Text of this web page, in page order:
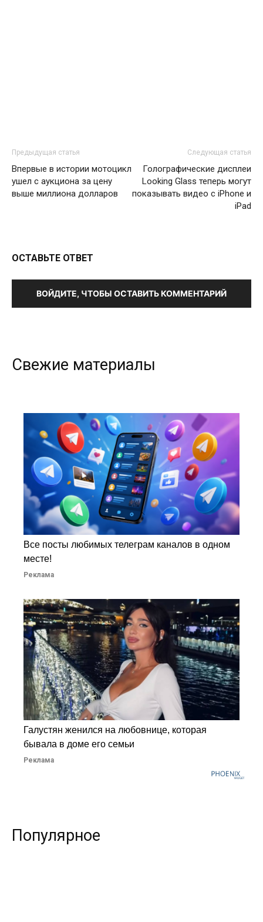
Предыдущая статья
Впервые в истории мотоцикл
ушел с аукциона за цену
выше миллиона долларов
Следующая статья
Голографические дисплеи
Looking Glass теперь могут
показывать видео с iPhone и
iPad
ОСТАВЬТЕ ОТВЕТ
ВОЙДИТЕ, ЧТОБЫ ОСТАВИТЬ КОММЕНТАРИЙ
Свежие материалы
Все посты любимых телеграм каналов в одном
месте!
Реклама
Галустян женился на любовнице, которая
бывала в доме его семьи
Реклама
Популярное